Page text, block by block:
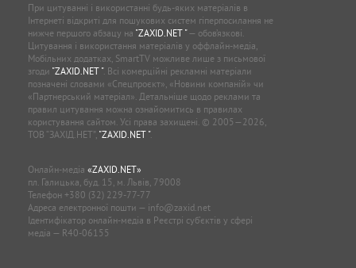
При цитуванні і використанні будь-яких матеріалів в
Інтернеті відкриті для пошукових систем гіперпосилання не
нижче першого абзацу на "ZAXID.NET "— обов’язкові.
Цитування і використання матеріалів у оффлайн-медіа,
Мобільних додатках, SmartTV можливе лише з письмової
згоди "ZAXID.NET ". Всі комерційні рекламні матеріали
позначені словами «Спецпроєкт», «Новини компаній» чи
«Партнерський матеріал». Детальніше щодо реклами та
правил цитування можна ознайомитись в правилах
користування сайтом. Усі права захищені. © 2005—2026,
ТОВ “ЗАХІД.НЕТ”, "ZAXID.NET ".
Онлайн-медіа «ZAXID.NET»
пл. Галицька, буд. 15, м. Львів, 79008
Телефон +380 (32) 229-77-77
Адреса електронної пошти — info@zaxid.net
Ідентифікатор онлайн-медіа в Реєстрі суб'єктів у сфері
медіа — R40-06155